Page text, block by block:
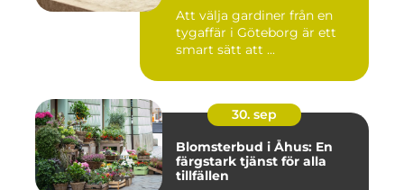
Att välja gardiner från en
tygaffär i Göteborg är ett
smart sätt att ...
30. sep
Blomsterbud i Åhus: En
färgstark tjänst för alla
tillfällen